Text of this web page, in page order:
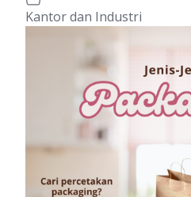
Kantor dan Industri